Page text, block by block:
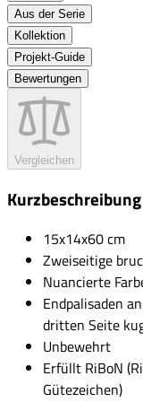
Aus der Serie
Kollektion
Projekt-Guide
Bewertungen
Vergleichen
Kurzbeschreibung
15x14x60 cm
Zweiseitige
Nuancierte
Endpalisaden
dritten Seite
Unbewehrt
Erfüllt RiBoN
Gütezeichen)